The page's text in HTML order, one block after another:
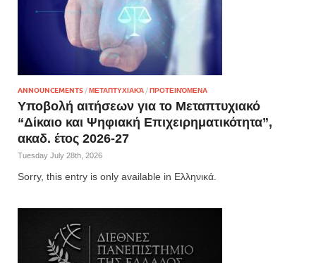
ANNOUNCEMENTS /ΜΕΤΑΠΤΥΧΙΑΚΆ /ΠΡΟΤΕΙΝΌΜΕΝΑ
Υποβολή αιτήσεων για το Μεταπτυχιακό
“Δίκαιο και Ψηφιακή Επιχειρηματικότητα”,
ακαδ. έτος 2026-27
Tuesday July 28th, 2026
Sorry, this entry is only available in Ελληνικά.